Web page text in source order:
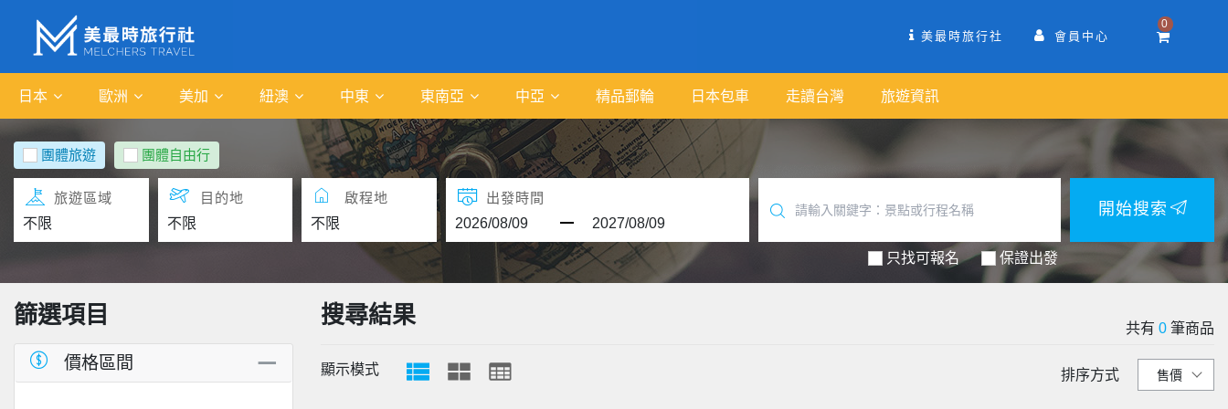
美最時旅行社 會員中心
0
日本 歐洲 美加 紐澳 中東 東南亞 中亞 精品郵輪 日本包車 走讀台灣 旅遊資訊
團體旅遊 團體自由行
旅遊區域 目的地 啟程地 出發時間
只找可報名 保證出發
開始搜索
篩選項目
價格區間
搜尋結果 共有 0 筆商品
顯示模式 排序方式